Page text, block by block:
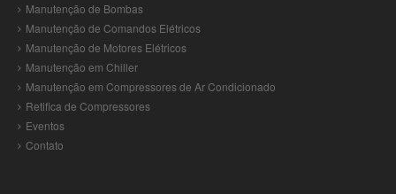
Manutenção de Bombas
Manutenção de Comandos Elétricos
Manutenção de Motores Elétricos
Manutenção em Chiller
Manutenção em Compressores de Ar Condicionado
Retifica de Compressores
Eventos
Contato